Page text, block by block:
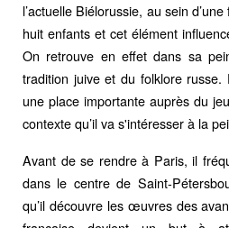
l’actuelle Biélorussie, au sein
huit enfants et cet élément
On retrouve en effet dans sa
tradition juive et du folklore
une place importante auprès du
contexte qu’il va s'intéresser à la
Avant de se rendre à Paris, il
dans le centre de Saint-
qu’il découvre les œuvres des